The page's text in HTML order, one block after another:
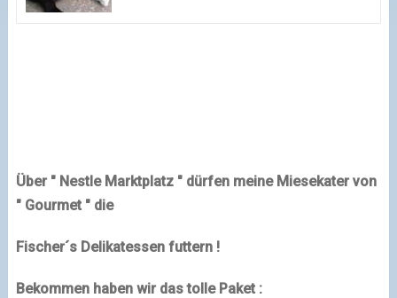
Über " NestleMarktplatz " dürfen meine Miesekater von
" Gourmet " die
Fischer´s Delikatessen futtern !
Bekommen haben wir das tolle Paket :